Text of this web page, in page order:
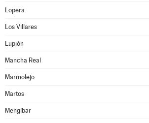
Lopera
Los Villares
Lupión
Mancha Real
Marmolejo
Martos
Mengíbar